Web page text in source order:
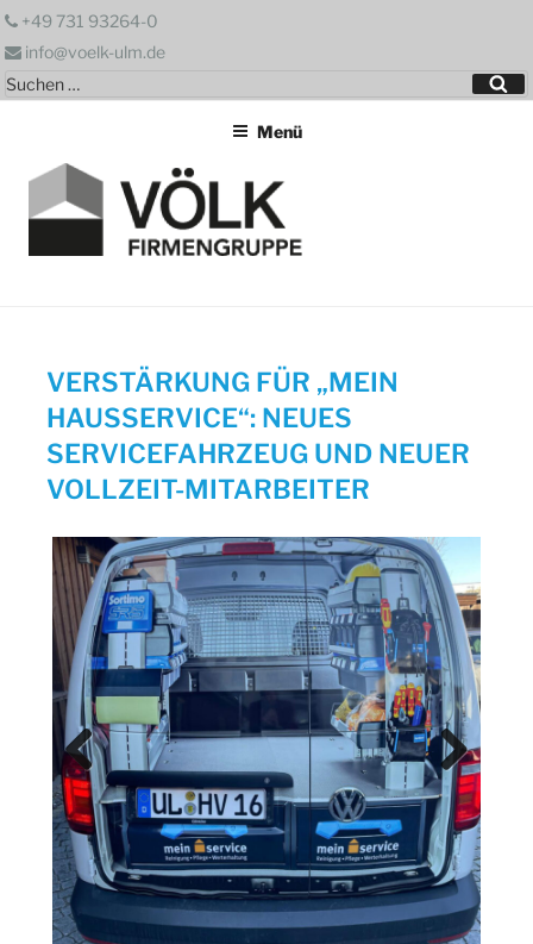
Zum
springen
+49 731 93264-0
info@voelk-ulm.de
Suchen
nach:
Menü
VERSTÄRKUNG FÜR „MEIN
HAUSSERVICE“: NEUES
SERVICEFAHRZEUG UND NEUER
VOLLZEIT-MITARBEITER
Previ
ous
Next